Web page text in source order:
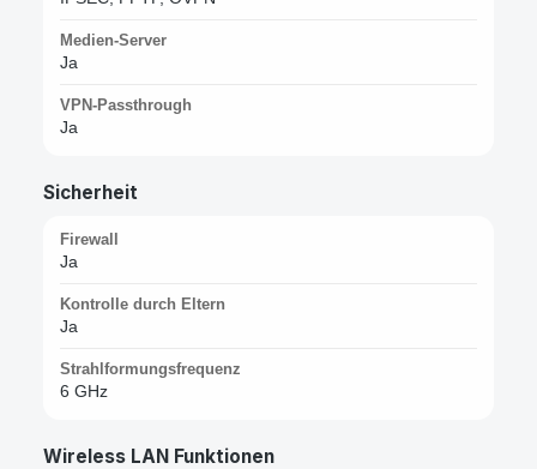
Medien-Server
Ja
VPN-Passthrough
Ja
Sicherheit
Firewall
Ja
Kontrolle durch Eltern
Ja
Strahlformungsfrequenz
6 GHz
Wireless LAN Funktionen